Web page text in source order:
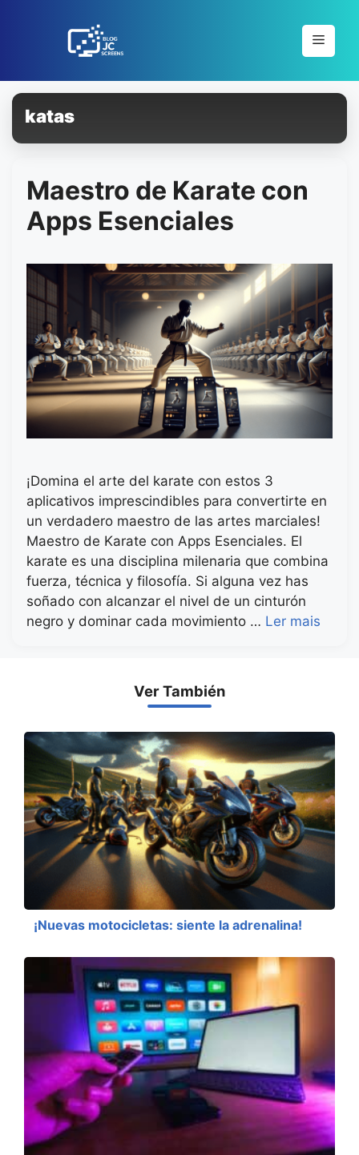
Menu
katas
Maestro de Karate con
Apps Esenciales
¡Domina el arte del karate con estos 3
aplicativos imprescindibles para convertirte en
un verdadero maestro de las artes marciales!
Maestro de Karate con Apps Esenciales. El
karate es una disciplina milenaria que combina
fuerza, técnica y filosofía. Si alguna vez has
soñado con alcanzar el nivel de un cinturón
negro y dominar cada movimiento … Ler mais
Ver También
¡Nuevas motocicletas: siente la adrenalina!